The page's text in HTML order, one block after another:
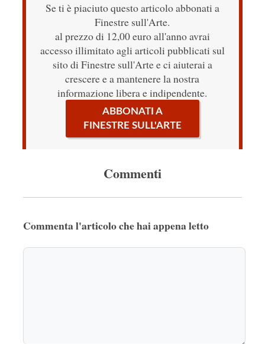
Se ti è piaciuto questo articolo abbonati a
Finestre sull'Arte.
al prezzo di 12,00 euro all'anno avrai
accesso illimitato agli articoli pubblicati sul
sito di Finestre sull'Arte e ci aiuterai a
crescere e a mantenere la nostra
informazione libera e indipendente.
ABBONATI A
FINESTRE SULL'ARTE
Commenti
Commenta l'articolo che hai appena letto